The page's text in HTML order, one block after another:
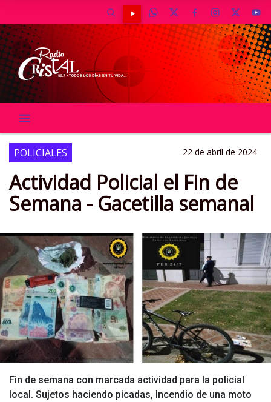
POLICIALES 22 de abril de 2024
Actividad Policial el Fin de
Semana - Gacetilla semanal
Fin de semana con marcada actividad para la policial
local. Sujetos haciendo picadas, Incendio de una moto